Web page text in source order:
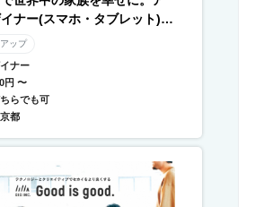
ナー(スマホ・タブレット) /
ナー募集
ップ
ナー
円 〜
らでも可
都